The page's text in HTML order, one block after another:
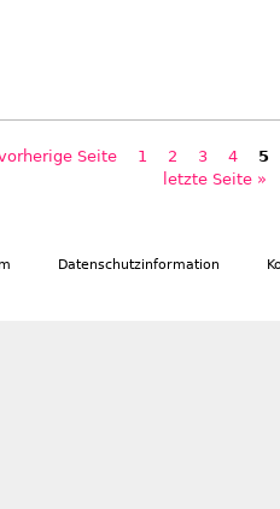
Stelle
Seite 1 2 3 4
5
letzte Seite »
Datenschutzinformation